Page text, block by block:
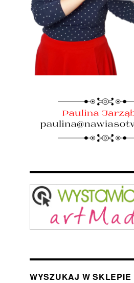
WYSZUKAJ W SKLEPIE